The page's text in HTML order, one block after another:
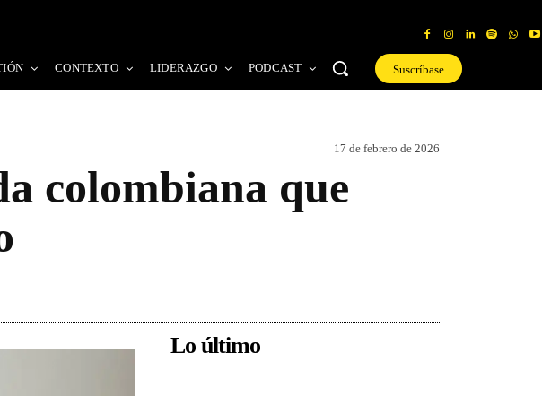
CONTEXTO LIDERAZGO PODCAST Suscríbase
17 de febrero de 2026
colombiana que
Lo último